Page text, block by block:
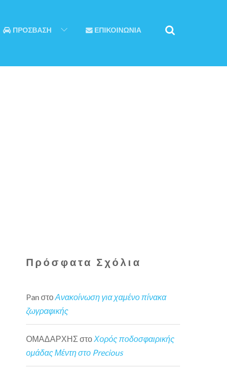
ΠΡΟΣΒΑΣΗ ΕΠΙΚΟΙΝΩΝΙΑ
Πρόσφατα Σχόλια
Pan στοΑνακοίνωση για χαμένο πίνακα
ζωγραφικής
ΟΜΑΔΑΡΧΗΣ στο Χορός ποδοσφαιρικής
ομάδας Μέντη στο Precious